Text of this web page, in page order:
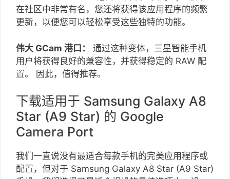
在社区中非常有名，您还将获得该应用程序的频繁
更新，以便您可以轻松享受这些独特的功能。
伟大 GCam 港口：
通过这种变体，三星智能手机
用户将获得良好的兼容性，并获得稳定的 RAW 配
置。 因此，值得推荐。
下载适用于 Samsung Galaxy A8
Star (A9 Star) 的 Google
Camera Port
我们一直说没有最适合每款手机的完美应用程序或
配置，但对于 Samsung Galaxy A8 Star (A9 Star)